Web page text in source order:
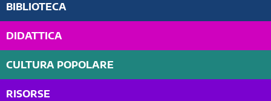
BIBLIOTECA
DIDATTICA
CULTURA POPOLARE
RISORSE